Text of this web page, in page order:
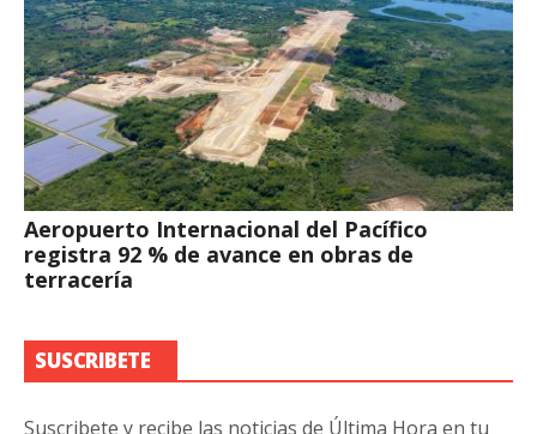
Aeropuerto Internacional del Pacífico
registra 92 % de avance en obras de
terracería
SUSCRIBETE
Suscribete y recibe las noticias de Última Hora en tu